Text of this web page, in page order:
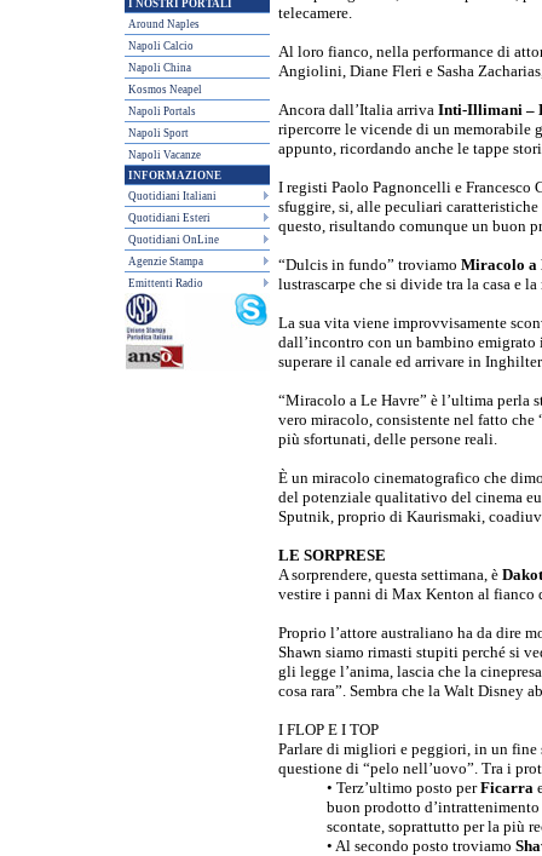
I NOSTRI PORTALI
Around Naples
Napoli Calcio
Napoli China
Kosmos Neapel
Napoli Portals
Napoli Sport
Napoli Vacanze
INFORMAZIONE
Quotidiani Italiani
Quotidiani Esteri
Quotidiani OnLine
Agenzie Stampa
Emittenti Radio
telecamere.
Al loro fianco, nella performance di
Angiolini, Diane Fleri e Sasha
Ancora dall’Italia arriva Inti-Illimani –
ripercorre le vicende di un
appunto, ricordando anche le tappe
I registi Paolo Pagnoncelli e Francesco
sfuggire, si, alle peculiari
questo, risultando comunque un buon
“Dulcis in fundo” troviamo Miracolo a
lustrascarpe che si divide tra la casa e
La sua vita viene improvvisamente
dall’incontro con un bambino
superare il canale ed arrivare in
“Miracolo a Le Havre” è l’ultima perla
vero miracolo, consistente nel fatto
più sfortunati, delle persone reali.
È un miracolo cinematografico che
del potenziale qualitativo del cinema
Sputnik, proprio di Kaurismaki,
LE SORPRESE
A sorprendere, questa settimana, è
vestire i panni di Max Kenton al fianco
Proprio l’attore australiano ha da dire
Shawn siamo rimasti stupiti perché si
gli legge l’anima, lascia che la
cosa rara”. Sembra che la Walt Disney
I FLOP E I TOP
Parlare di migliori e peggiori, in un
questione di “pelo nell’uovo”. Tra i
• Terz’ultimo posto perFicarra
buon prodotto
scontate, soprattutto per la più
• Al secondo posto troviamo